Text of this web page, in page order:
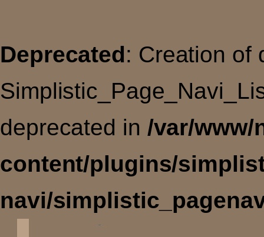
Deprecated: Creation of
deprecated in /var/www/
content/plugins/
navi/